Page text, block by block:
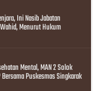
Ini Nasib Jabatan
Menurut Hukum
Mental, MAN 2 Solok
Puskesmas Singkarak